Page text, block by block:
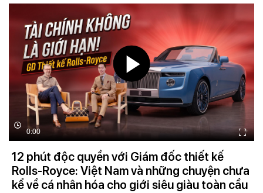
0:00
12 phút độc quyền với Giám đốc thiết kế
Rolls-Royce: Việt Nam và những chuyện chưa
kể về cá nhân hóa cho giới siêu giàu toàn cầu